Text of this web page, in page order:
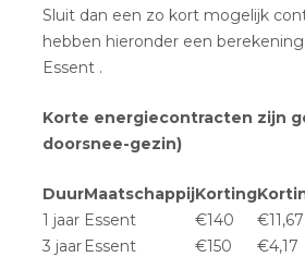
Sluit dan een zo kort mogelijk
hebben hieronder een
Essent .
Korte energiecontracten zijn
doorsnee-gezin)
DuurMaatschappijKorting
1 jaar Essent €140 €11,67
3 jaar Essent €150 €4,17